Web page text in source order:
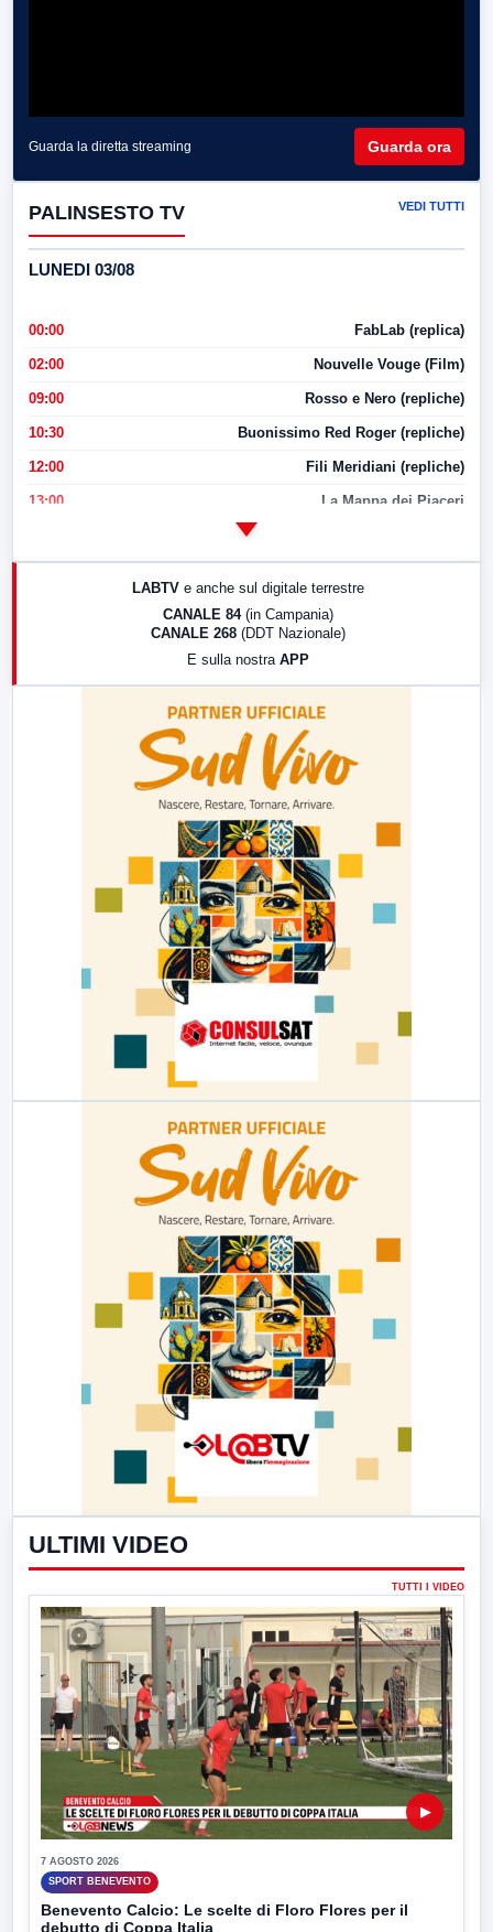
Guarda la diretta streaming Guarda ora
PALINSESTO TV VEDI TUTTI
LUNEDI 03/08
00:00 FabLab (replica)
02:00 Nouvelle Vouge (Film)
09:00 Rosso e Nero (repliche)
10:30 Buonissimo Red Roger (repliche)
12:00 Fili Meridiani (repliche)
13:00 La Mappa dei Piaceri
LABTV e anche sul digitale terrestre
CANALE 84 (in Campania)
CANALE 268 (DDT Nazionale)
E sulla nostra APP
ULTIMI VIDEO
TUTTI I VIDEO
▶
7 AGOSTO 2026
SPORT BENEVENTO
Benevento Calcio: Le scelte di Floro Flores per il
debutto di Coppa Italia